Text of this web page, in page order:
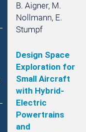
B. Aigner, M.
Nollmann, E.
Stumpf
Design Space
Exploration for
Small Aircraft
with Hybrid-
Electric
Powertrains
and